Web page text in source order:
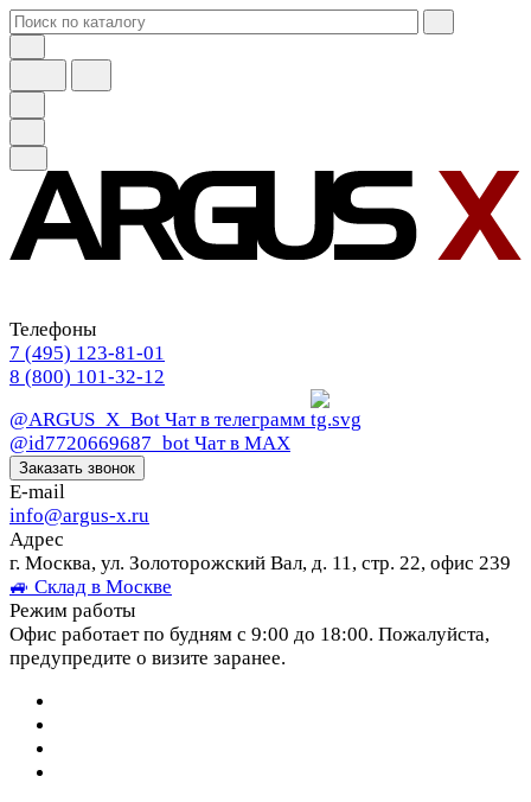
Телефоны
7 (495) 123-81-01
8 (800) 101-32-12
@ARGUS_X_Bot Чат в телеграмм
@id7720669687_bot Чат в МАХ
Заказать звонок
E-mail
info@argus-x.ru
Адрес
г. Москва, ул. Золоторожский Вал, д. 11, стр. 22, офис 239
🚙 Склад в Москве
Режим работы
Офис работает по будням с 9:00 до 18:00. Пожалуйста,
предупредите о визите заранее.